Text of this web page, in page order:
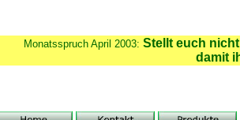
Monatsspruch April 2003: Stellt euch
damit